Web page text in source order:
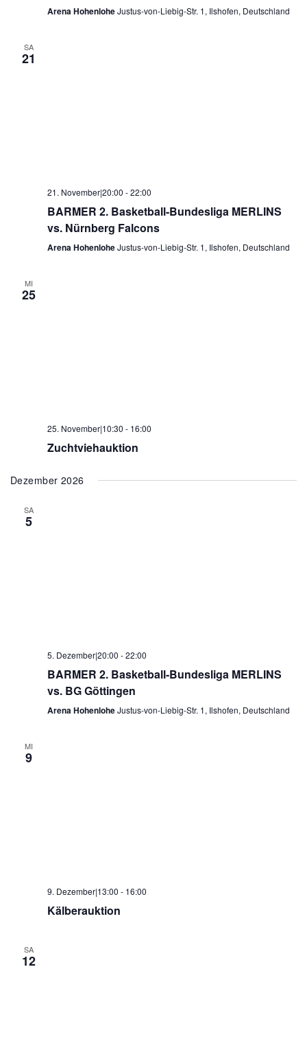
Arena HohenloheJustus-von-Liebig-Str. 1, Ilshofen, Deutschland
SA
21
21. November|20:00 -22:00
BARMER 2. Basketball-Bundesliga MERLINS
vs. Nürnberg Falcons
Arena HohenloheJustus-von-Liebig-Str. 1, Ilshofen, Deutschland
MI
25
25. November|10:30 - 16:00
Zuchtviehauktion
Dezember 2026
SA
5
5. Dezember|20:00 -22:00
BARMER 2. Basketball-Bundesliga MERLINS
vs. BG Göttingen
Arena HohenloheJustus-von-Liebig-Str. 1, Ilshofen, Deutschland
MI
9
9. Dezember|13:00 - 16:00
Kälberauktion
SA
12